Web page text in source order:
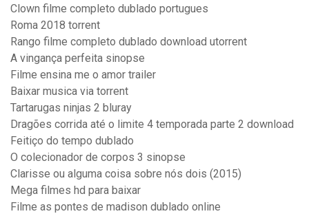
Clown filme completo dublado portugues
Roma 2018 torrent
Rango filme completo dublado download utorrent
A vingança perfeita sinopse
Filme ensina me o amor trailer
Baixar musica via torrent
Tartarugas ninjas 2 bluray
Dragões corrida até o limite 4 temporada parte 2 download
Feitiço do tempo dublado
O colecionador de corpos 3 sinopse
Clarisse ou alguma coisa sobre nós dois (2015)
Mega filmes hd para baixar
Filme as pontes de madison dublado online